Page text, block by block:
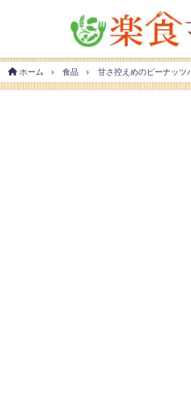
ホーム 食品 甘さ控えめのピーナッツ